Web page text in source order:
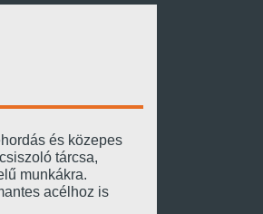
és közepes
tárcsa,
munkákra.
acélhoz is